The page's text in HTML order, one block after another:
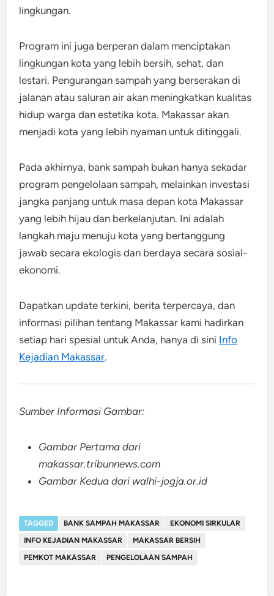
lingkungan.
Program ini juga berperan dalam menciptakan
lingkungan kota yang lebih bersih, sehat, dan
lestari. Pengurangan sampah yang berserakan di
jalanan atau saluran air akan meningkatkan kualitas
hidup warga dan estetika kota. Makassar akan
menjadi kota yang lebih nyaman untuk ditinggali.
Pada akhirnya, bank sampah bukan hanya sekadar
program pengelolaan sampah, melainkan investasi
jangka panjang untuk masa depan kota Makassar
yang lebih hijau dan berkelanjutan. Ini adalah
langkah maju menuju kota yang bertanggung
jawab secara ekologis dan berdaya secara sosial-
ekonomi.
Dapatkan update terkini, berita terpercaya, dan
informasi pilihan tentang Makassar kami hadirkan
setiap hari spesial untuk Anda, hanya di sini Info
Kejadian Makassar.
Sumber Informasi Gambar:
Gambar Pertama dari
makassar.tribunnews.com
Gambar Kedua dari walhi-jogja.or.id
TAGGED BANK SAMPAH MAKASSAR
EKONOMI SIRKULAR
INFO KEJADIAN MAKASSAR
MAKASSAR BERSIH
PEMKOT MAKASSAR
PENGELOLAAN SAMPAH